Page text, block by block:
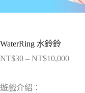
WaterRing 水鈴鈴
NT$30 – NT$10,000價
遊戲介紹：